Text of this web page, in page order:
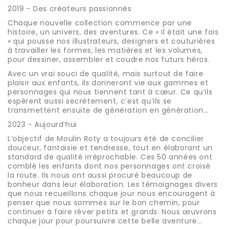
2019 - Des créateurs passionnés
Chaque nouvelle collection commence par une
histoire, un univers, des aventures. Ce « Il était une fois
» qui pousse nos illustrateurs, designers et couturières
à travailler les formes, les matières et les volumes,
pour dessiner, assembler et coudre nos futurs héros.
Avec un vrai souci de qualité, mais surtout de faire
plaisir aux enfants, ils donneront vie aux gammes et
personnages qui nous tiennent tant à cœur. Ce qu’ils
espèrent aussi secrètement, c’est qu’ils se
transmettent ensuite de génération en génération…
2023 - Aujourd’hui
L’objectif de Moulin Roty a toujours été de concilier
douceur, fantaisie et tendresse, tout en élaborant un
standard de qualité irréprochable. Ces 50 années ont
comblé les enfants dont nos personnages ont croisé
la route. Ils nous ont aussi procuré beaucoup de
bonheur dans leur élaboration. Les témoignages divers
que nous recueillons chaque jour nous encouragent à
penser que nous sommes sur le bon chemin, pour
continuer à faire rêver petits et grands. Nous œuvrons
chaque jour pour poursuivre cette belle aventure…